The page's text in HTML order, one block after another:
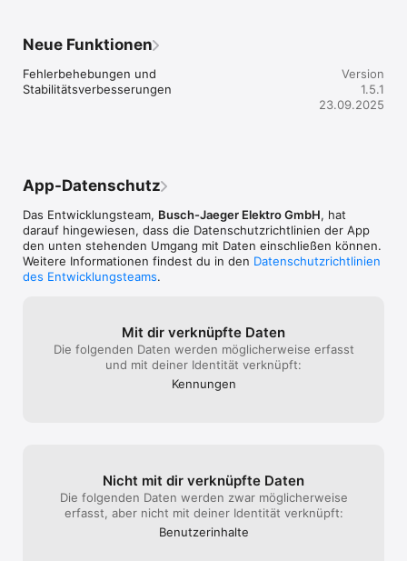
Neue Funktionen
Fehlerbehebungen und
Stabilitätsverbesserungen
Version
1.5.1
23.09.2025
App-Datenschutz
Das Entwicklungsteam, Busch-Jaeger Elektro GmbH, hat
darauf hingewiesen, dass die Datenschutz­richtlinien der App
den unten stehenden Umgang mit Daten einschließen können.
Weitere Informationen findest du in den Datenschutzrichtlinien
des Entwicklungsteams.
Mit dir verknüpfte Daten
Die folgenden Daten werden möglicherweise erfasst
und mit deiner Identität verknüpft:
Kennungen
Nicht mit dir verknüpfte Daten
Die folgenden Daten werden zwar möglicherweise
erfasst, aber nicht mit deiner Identität verknüpft:
Benutzer­inhalte